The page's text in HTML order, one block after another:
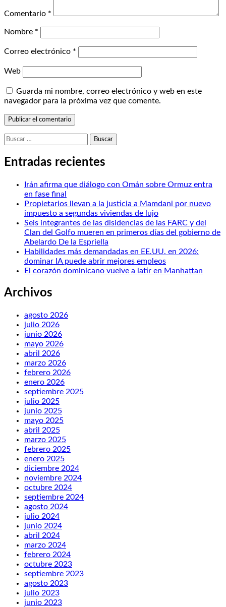
Comentario *
Nombre *
Correo electrónico *
Web
Guarda mi nombre, correo electrónico y web en este
navegador para la próxima vez que comente.
Buscar:
Entradas recientes
Irán afirma que diálogo con Omán sobre Ormuz entra
en fase final
Propietarios llevan a la justicia a Mamdani por nuevo
impuesto a segundas viviendas de lujo
Seis integrantes de las disidencias de las FARC y del
Clan del Golfo mueren en primeros días del gobierno de
Abelardo De la Espriella
Habilidades más demandadas en EE.UU. en 2026:
dominar IA puede abrir mejores empleos
El corazón dominicano vuelve a latir en Manhattan
Archivos
agosto 2026
julio 2026
junio 2026
mayo 2026
abril 2026
marzo 2026
febrero 2026
enero 2026
septiembre 2025
julio 2025
junio 2025
mayo 2025
abril 2025
marzo 2025
febrero 2025
enero 2025
diciembre 2024
noviembre 2024
octubre 2024
septiembre 2024
agosto 2024
julio 2024
junio 2024
abril 2024
marzo 2024
febrero 2024
octubre 2023
septiembre 2023
agosto 2023
julio 2023
junio 2023